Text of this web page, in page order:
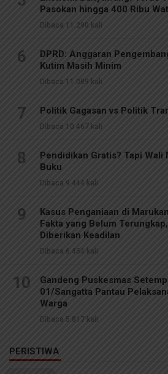
Pasokan hingga 400 Ribu
Dibaca 11.290 kali
6
DPRD: Anggaran
Kutim Masih Minim
Dibaca 11.089 kali
7 Politik Gagasan vs Politik
Dibaca 10.467 kali
8
Pendidikan Gratis? Tapi Wali
Buku
Dibaca 9.444 kali
9
Kasus Penganiaan di
Fakta yang Belum
Diberikan Keadilan
Dibaca 6.454 kali
10
Gandeng Puskesmas
01/Sangatta Pantau
Warga
Dibaca 5.817 kali
PERISTIWA